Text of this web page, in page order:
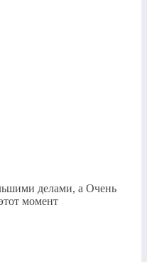
делами, а Очень
момент